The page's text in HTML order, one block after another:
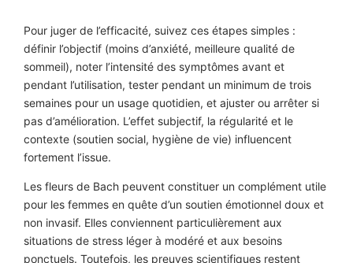
Pour juger de l’efficacité, suivez ces étapes simples :
définir l’objectif (moins d’anxiété, meilleure qualité de
sommeil), noter l’intensité des symptômes avant et
pendant l’utilisation, tester pendant un minimum de trois
semaines pour un usage quotidien, et ajuster ou arrêter si
pas d’amélioration. L’effet subjectif, la régularité et le
contexte (soutien social, hygiène de vie) influencent
fortement l’issue.
Les fleurs de Bach peuvent constituer un complément utile
pour les femmes en quête d’un soutien émotionnel doux et
non invasif. Elles conviennent particulièrement aux
situations de stress léger à modéré et aux besoins
ponctuels. Toutefois, les preuves scientifiques restent